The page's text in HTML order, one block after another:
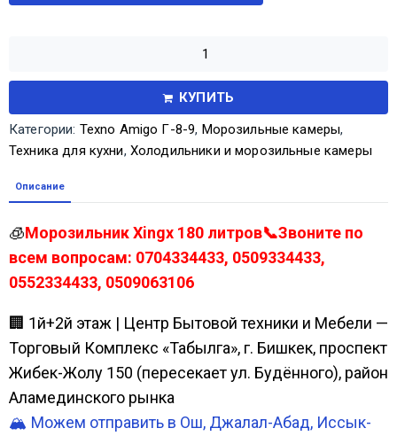
КУПИТЬ
Категории: Texno Amigo Г-8-9, Морозильные камеры,
Техника для кухни, Холодильники и морозильные камеры
Описание
🧊Морозильник Xingx 180 литров📞Звоните по
всем вопросам: 0704334433, 0509334433,
0552334433, 0509063106
🏢 1й+2й этаж | Центр Бытовой техники и Мебели —
Торговый Комплекс «Табылга», г. Бишкек, проспект
Жибек-Жолу 150 (пересекает ул. Будённого), район
Аламединского рынка
🏔️ Можем отправить в Ош, Джалал-Абад, Иссык-